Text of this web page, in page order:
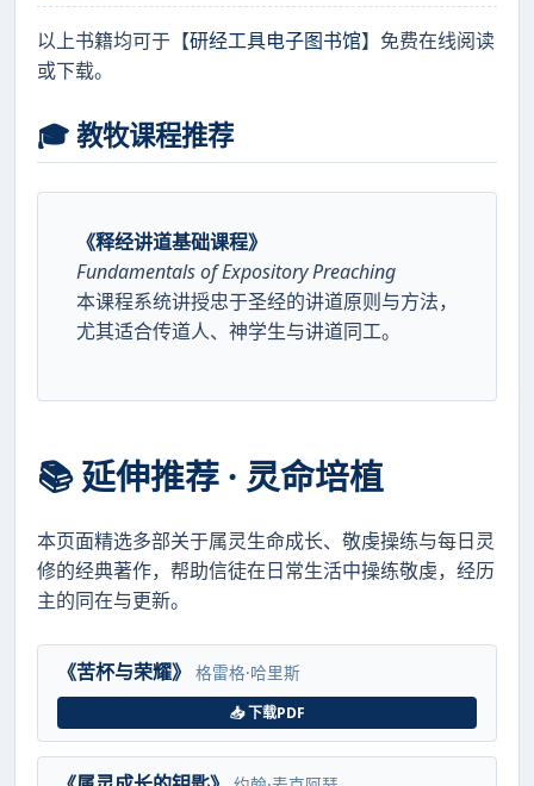
以上书籍均可于【研经工具电子图书馆】免费在线阅读
或下载。
🎓 教牧课程推荐
《释经讲道基础课程》
Fundamentals of Expository Preaching
本课程系统讲授忠于圣经的讲道原则与方法，
尤其适合传道人、神学生与讲道同工。
📚 延伸推荐 · 灵命培植
本页面精选多部关于属灵生命成长、敬虔操练与每日灵
修的经典著作，帮助信徒在日常生活中操练敬虔，经历
主的同在与更新。
《苦杯与荣耀》 格雷格·哈里斯
📥 下载PDF